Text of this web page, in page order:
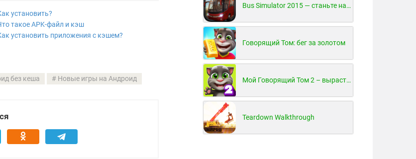
установить?
такое APK-файл и кэш
установить приложения с кэшем?
без кеша Новые игры на Андроид
Bus Simulator 2015 — станьте настоящим водителем автобуса!
Говорящий Том: бег за золотом
Мой Говорящий Том 2 – вырасти и воспитай своего котенка
Teardown Walkthrough